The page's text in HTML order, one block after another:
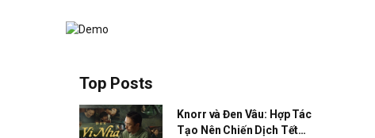
Top Posts
Knorr và Đen Vâu: Hợp Tác
Tạo Nên Chiến Dịch Tết